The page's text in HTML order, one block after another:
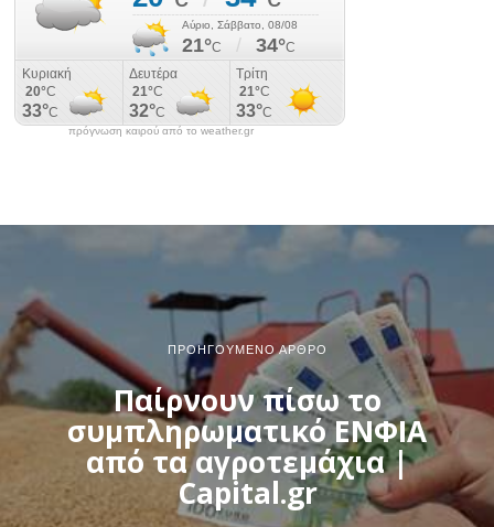
πρόγνωση καιρού από το weather.gr
ΠΡΟΗΓΟΎΜΕΝΟ ΆΡΘΡΟ
Παίρνουν πίσω το
συμπληρωματικό ΕΝΦΙΑ
από τα αγροτεμάχια |
Capital.gr